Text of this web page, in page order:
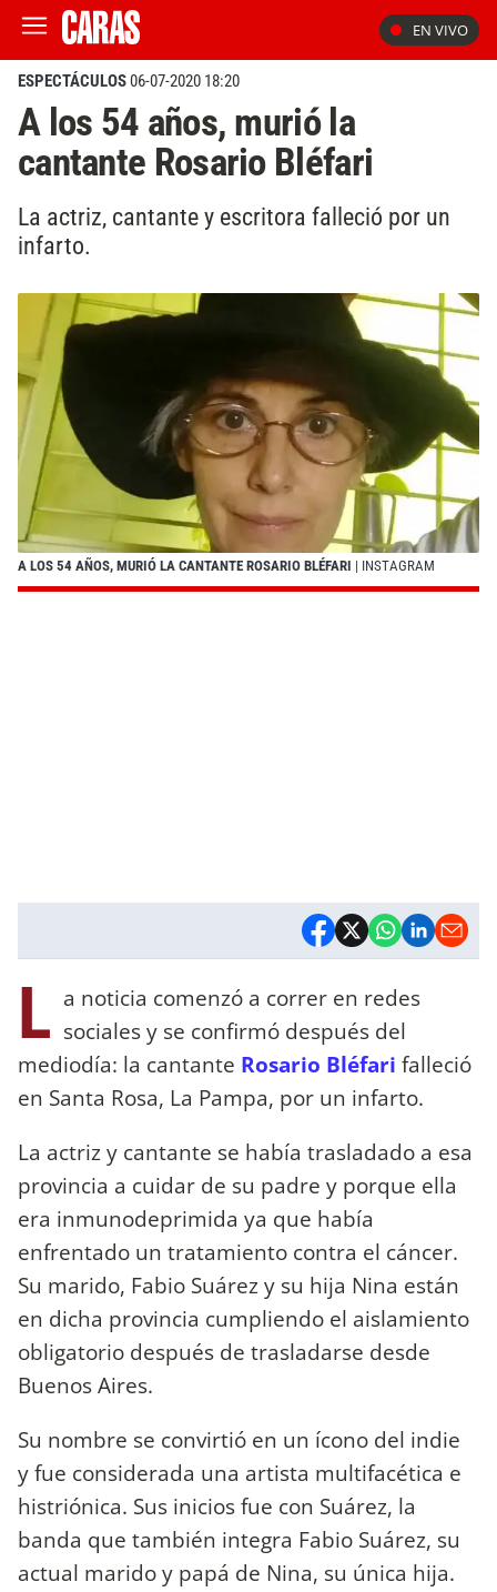
EN VIVO
ESPECTÁCULOS06-07-2020 18:20
A los 54 años, murió la
cantante Rosario Bléfari
La actriz, cantante y escritora falleció por un
infarto.
A LOS 54 AÑOS, MURIÓ LA CANTANTE ROSARIO BLÉFARI | INSTAGRAM
L a noticia comenzó a correr en redes
sociales y se confirmó después del
mediodía: la cantante Rosario Bléfari falleció
en Santa Rosa, La Pampa, por un infarto.
La actriz y cantante se había trasladado a esa
provincia a cuidar de su padre y porque ella
era inmunodeprimida ya que había
enfrentado un tratamiento contra el cáncer.
Su marido, Fabio Suárez y su hija Nina están
en dicha provincia cumpliendo el aislamiento
obligatorio después de trasladarse desde
Buenos Aires.
Su nombre se convirtió en un ícono del indie
y fue considerada una artista multifacética e
histriónica. Sus inicios fue con Suárez, la
banda que también integra Fabio Suárez, su
actual marido y papá de Nina, su única hija.